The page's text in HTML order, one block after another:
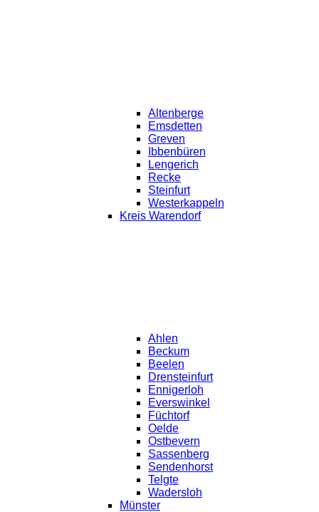
Altenberge
Emsdetten
Greven
Ibbenbüren
Lengerich
Recke
Steinfurt
Westerkappeln
Kreis Warendorf
Ahlen
Beckum
Beelen
Drensteinfurt
Ennigerloh
Everswinkel
Füchtorf
Oelde
Ostbevern
Sassenberg
Sendenhorst
Telgte
Wadersloh
Münster